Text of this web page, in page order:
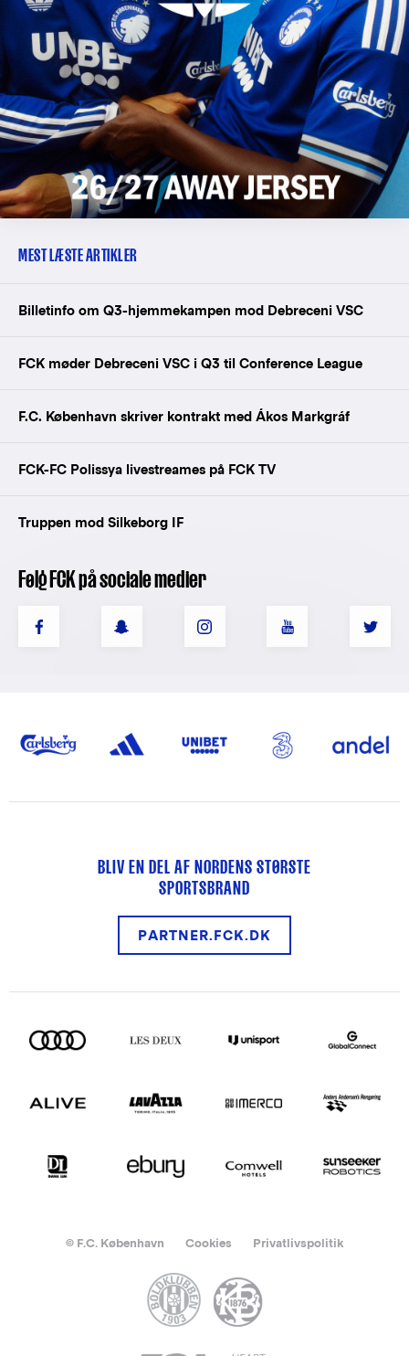
MEST LÆSTE ARTIKLER
Billetinfo om Q3-hjemmekampen mod Debreceni VSC
FCK møder Debreceni VSC i Q3 til Conference League
F.C. København skriver kontrakt med Ákos Markgráf
FCK-FC Polissya livestreames på FCK TV
Truppen mod Silkeborg IF
Følg FCK på sociale medier
BLIV EN DEL AF NORDENS STØRSTE
SPORTSBRAND
PARTNER.FCK.DK
© F.C. København Cookies Privatlivspolitik